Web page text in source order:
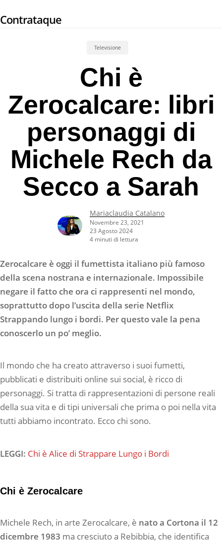
to
Contrataque
Televisione
Chi è
Zerocalcare: libri
personaggi di
Michele Rech da
Secco a Sarah
Mariaclaudia Catalano
Novembre 23, 2021
23 Agosto 2024
4 minuti di lettura
Zerocalcare è oggi il fumettista italiano più famoso
della scena nostrana e internazionale. Impossibile
negare il fatto che ora ci rappresenti nel mondo,
soprattutto dopo l’uscita della serie Netflix
Strappando lungo i bordi. Per questo vale la pena
conoscerlo un po’ meglio.
Il mondo che ha creato attraverso i suoi fumetti,
pubblicati e distribuiti online sui social, è ricco di
personaggi. Si tratta di rappresentazioni di persone reali
della sua vita e di tipi universali che prima o poi nella vita
tutti abbiamo incontrato. Ecco chi sono.
LEGGI: Chi è Alice di Strappare Lungo i Bordi
Chi è Zerocalcare
Michele Rech, in arte Zerocalcare, è nato a Cortona il 12
dicembre 1983 ma cresciuto a Rebibbia, che identifica